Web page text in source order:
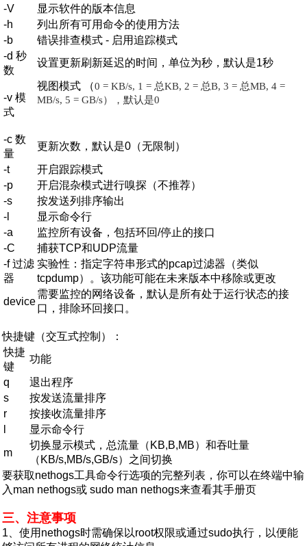
-V
显示软件的版本信息
-h
列出所有可用命令的使用方法
-b
错误排查模式 - 启用追踪模式
-d 秒
数
设置更新刷新延迟的时间，单位为秒，默认是1秒
-v 模
式
视图模式 （0 = KB/s, 1 = 总KB, 2 = 总B, 3 = 总MB, 4 =
MB/s, 5 = GB/s） ， 默认是0
-c 数
量
更新次数，默认是0（无限制）
-t
开启跟踪模式
-p
开启混杂模式进行嗅探（不推荐）
-s
按发送列排序输出
-l
显示命令行
-a
监控所有设备，包括环回/停止的接口
-C
捕获TCP和UDP流量
-f 过滤
器
实验性：指定字符串形式的pcap过滤器（类似
tcpdump）。该功能可能在未来版本中移除或更改
device
需要监控的网络设备，默认是所有处于运行状态的接
口，排除环回接口。
快捷键（交互式控制）：
快捷
键
功能
q
退出程序
s
按发送流量排序
r
按接收流量排序
显示命令行
m
切换显示模式，总流量（KB,B,MB）和吞吐量
（KB/s,MB/s,GB/s）之间切换
要获取nethogs工具命令行选项的完整列表，你可以在终端中输
入man nethogs或 sudo man nethogs来查看其手册页
三、注意事项
1、使用nethogs时需确保以root权限或通过sudo执行，以便能